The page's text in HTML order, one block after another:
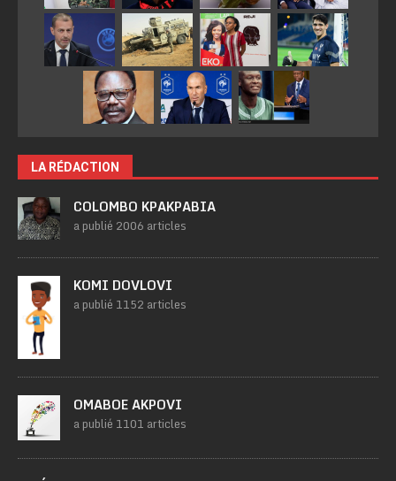
LA RÉDACTION
COLOMBO KPAKPABIA
a publié 2006 articles
KOMI DOVLOVI
a publié 1152 articles
OMABOE AKPOVI
a publié 1101 articles